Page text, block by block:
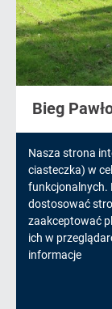
Bieg
Bieg
czytaj więcej
o
Nasza strona
ciasteczka) w
funkcjonalnych.
dostosować
zaakceptować
ich w
informacje